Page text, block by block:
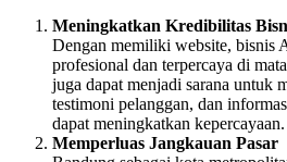
Meningkatkan Kredibilitas
Dengan memiliki website, bisnis
profesional dan terpercaya di
juga dapat menjadi sarana untuk
testimoni pelanggan, dan
dapat meningkatkan kepercayaan.
Memperluas Jangkauan Pasar